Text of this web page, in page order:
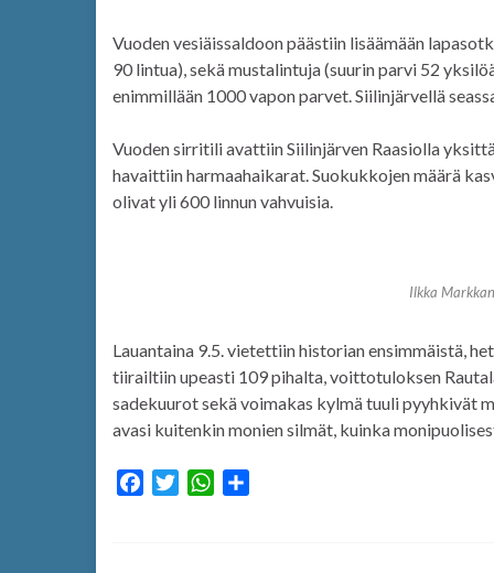
Vuoden vesiäissaldoon päästiin lisäämään
90 lintua), sekä mustalintuja (suurin parvi 52
enimmillään 1000 vapon parvet. Siilinjärvellä
Vuoden sirritili avattiin Siilinjärven Raasiolla
havaittiin harmaahaikarat. Suokukkojen määrä
olivat yli 600 linnun vahvuisia.
Ilkka
Lauantaina 9.5. vietettiin historian ensimmäistä,
tiirailtiin upeasti 109 pihalta, voittotuloksen
sadekuurot sekä voimakas kylmä tuuli pyyhkivät
avasi kuitenkin monien silmät, kuinka
W